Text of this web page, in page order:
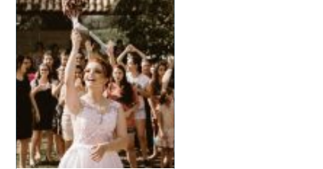
dess kulturella
evenemang eller de
vackra norrlands...